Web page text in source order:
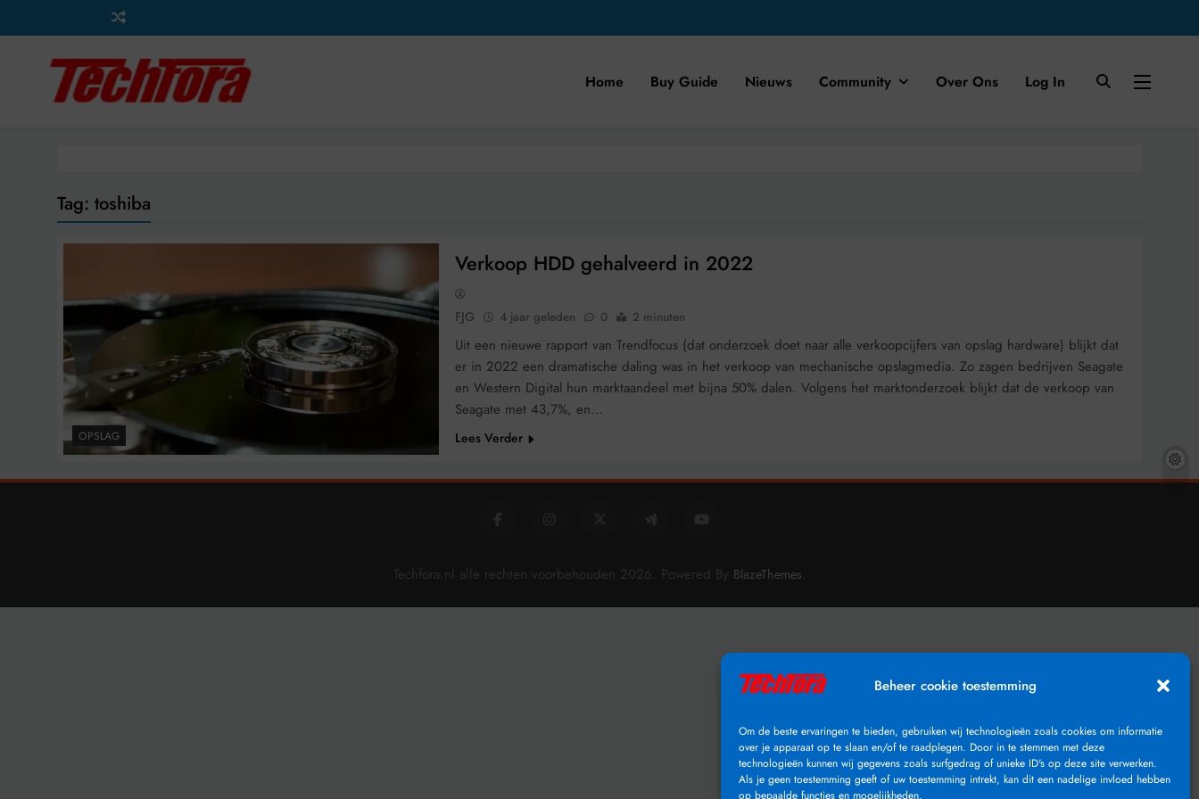
Beheer cookie toestemming
Om de beste ervaringen te bieden, gebruiken wij technologieën zoals cookies om informatie
over je apparaat op te slaan en/of te raadplegen. Door in te stemmen met deze
technologieën kunnen wij gegevens zoals surfgedrag of unieke ID's op deze site verwerken.
Als je geen toestemming geeft of uw toestemming intrekt, kan dit een nadelige invloed hebben
op bepaalde functies en mogelijkheden.
naar
Home Buy Guide Nieuws Community Over Ons Log In
Tag: toshiba
OPSLAG
Verkoop HDD gehalveerd in 2022
FJG 4 jaar geleden 0 2 minuten
Uit een nieuwe rapport van Trendfocus (dat onderzoek doet naar alle verkoopcijfers van opslag hardware) blijkt dat
er in 2022 een dramatische daling was in het verkoop van mechanische opslagmedia. Zo zagen bedrijven Seagate
en Western Digital hun marktaandeel met bijna 50% dalen. Volgens het marktonderzoek blijkt dat de verkoop van
Seagate met 43,7%, en…
Lees Verder
Techfora.nl alle rechten voorbehouden 2026. Powered By BlazeThemes.